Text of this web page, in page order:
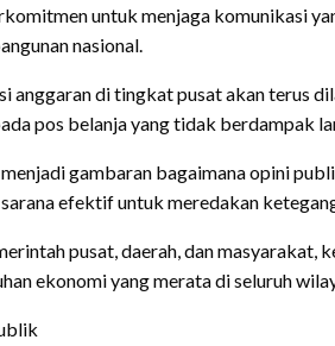
untuk menjaga komunikasi
nasional.
anggaran di tingkat pusat akan terus
pos belanja yang tidak berdampak
gambaran bagaimana opini
efektif untuk meredakan
pusat, daerah, dan
ekonomi yang merata di seluruh